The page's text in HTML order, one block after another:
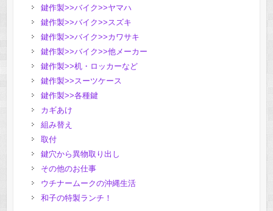
鍵作製>>バイク>>ヤマハ
鍵作製>>バイク>>スズキ
鍵作製>>バイク>>カワサキ
鍵作製>>バイク>>他メーカー
鍵作製>>机・ロッカーなど
鍵作製>>スーツケース
鍵作製>>各種鍵
カギあけ
組み替え
取付
鍵穴から異物取り出し
その他のお仕事
ウチナームークの沖縄生活
和子の特製ランチ！